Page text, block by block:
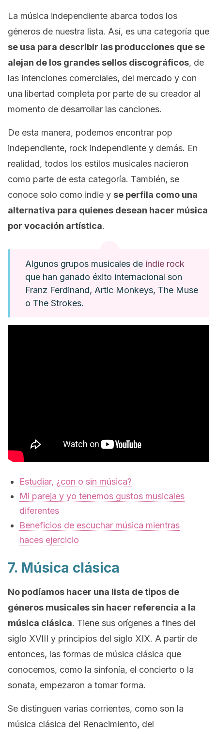
La música independiente abarca todos los
géneros de nuestra lista. Así, es una categoría que
se usa para describir las producciones que se
alejan de los grandes sellos discográficos, de
las intenciones comerciales, del mercado y con
una libertad completa por parte de su creador al
momento de desarrollar las canciones.
De esta manera, podemos encontrar pop
independiente, rock independiente y demás. En
realidad, todos los estilos musicales nacieron
como parte de esta categoría. También, se
conoce solo como indie y se perfila como una
alternativa para quienes desean hacer música
por vocación artística.
Algunos grupos musicales de indie rock
que han ganado éxito internacional son
Franz Ferdinand, Artic Monkeys, The Muse
o The Strokes.
Estudiar, ¿con o sin música?
Mi pareja y yo tenemos gustos musicales
diferentes
Beneficios de escuchar música mientras
haces ejercicio
7. Música clásica
No podíamos hacer una lista de tipos de
géneros musicales sin hacer referencia a la
música clásica. Tiene sus orígenes a fines del
siglo XVIII y principios del siglo XIX. A partir de
entonces, las formas de música clásica que
conocemos, como la sinfonía, el concierto o la
sonata, empezaron a tomar forma.
Se distinguen varias corrientes, como son la
música clásica del Renacimiento, del